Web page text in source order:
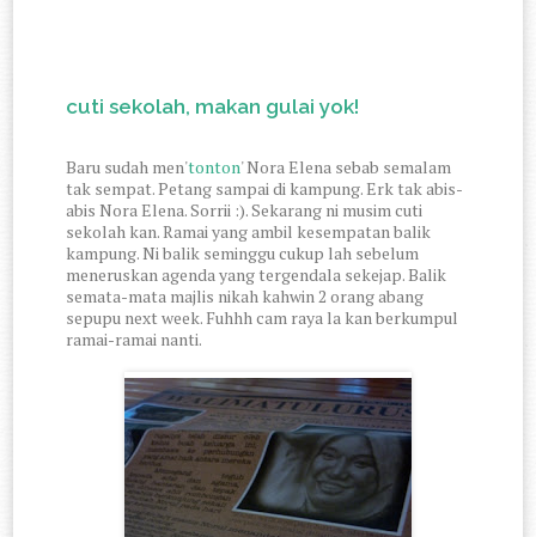
cuti sekolah, makan gulai yok!
Baru sudah men'tonton' Nora Elena sebab semalam
tak sempat. Petang sampai di kampung. Erk tak abis-
abis Nora Elena. Sorrii :). Sekarang ni musim cuti
sekolah kan. Ramai yang ambil kesempatan balik
kampung. Ni balik seminggu cukup lah sebelum
meneruskan agenda yang tergendala sekejap. Balik
semata-mata majlis nikah kahwin 2 orang abang
sepupu next week. Fuhhh cam raya la kan berkumpul
ramai-ramai nanti.